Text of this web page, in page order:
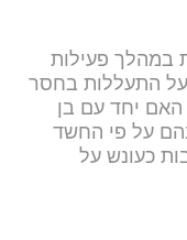
במהלך פעילות
על התעללות בחסר
האם יחד עם בן
על פי החשד
כעונש על